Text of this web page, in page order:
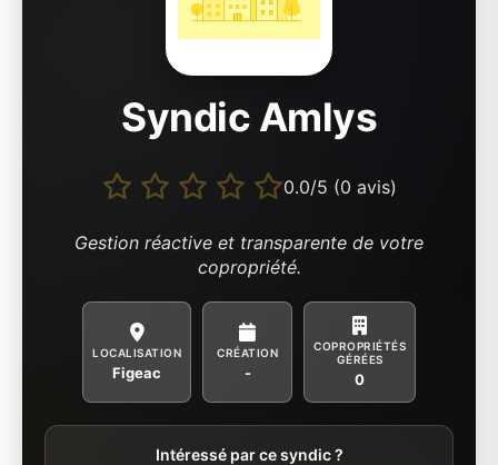
Syndic Amlys
0.0/5 (0 avis)
Gestion réactive et transparente de votre
copropriété.
LOCALISATION
Figeac
CRÉATION
-
COPROPRIÉTÉS
GÉRÉES
0
Intéressé par ce syndic ?